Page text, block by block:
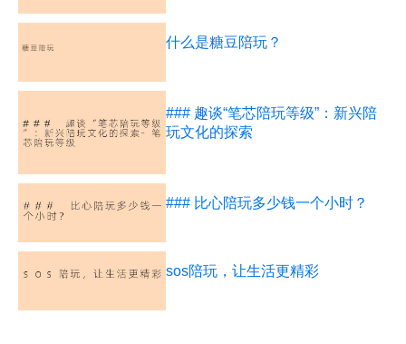
什么是糖豆陪玩？
### 趣谈“笔芯陪玩等级”：新兴陪
玩文化的探索
### 比心陪玩多少钱一个小时？
sos陪玩，让生活更精彩